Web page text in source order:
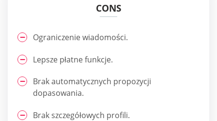
CONS
Ograniczenie wiadomości.
Lepsze płatne funkcje.
Brak automatycznych propozycji
dopasowania.
Brak szczegółowych profili.